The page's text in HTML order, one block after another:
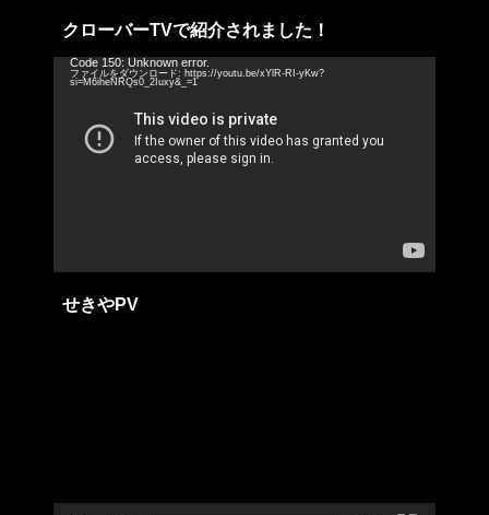
クローバーTVで紹介されました！
Code 150: Unknown error.
ファイルをダウンロード: https://youtu.be/xYlR-RI-yKw?
si=M6iheNRQs0_2Iuxy&_=1
せきやPV